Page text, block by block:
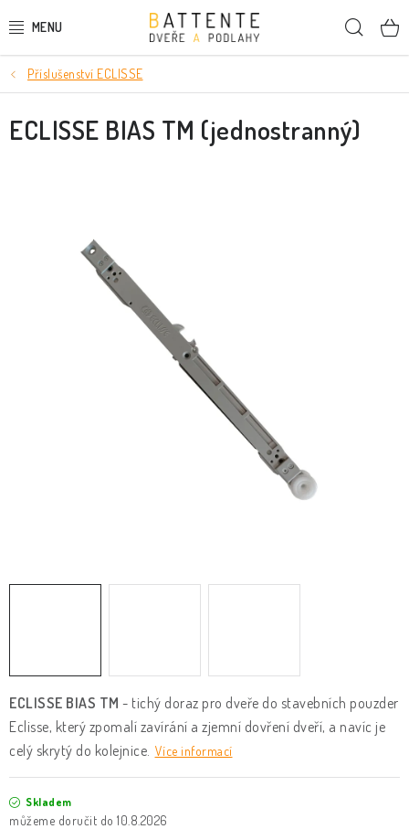
na
DVEŘE
SMRKOVÉ DVEŘE
NÁSTĚNNÉ PANELY
Proč s námi
Reklamační řád
Příslušenství ECLISSE
ECLISSE BIAS TM - tichý doraz pro dveře do stavebních pouzder
Eclisse, který zpomalí zavírání a zjemní dovření dveří, a navíc je
celý skrytý do kolejnice. Více informací
Skladem
10.8.2026
ECLISSE BIAS TM (jednostranný)